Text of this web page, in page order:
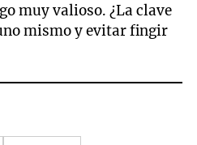
muy valioso. ¿La clave
mismo y evitar fingir